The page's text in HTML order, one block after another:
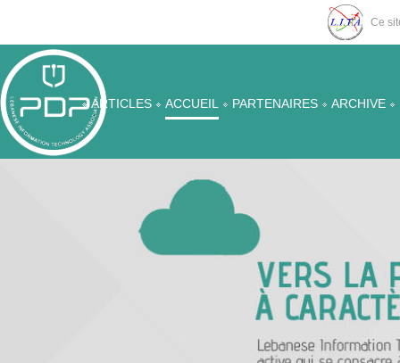
Ce
ARTICLES ACCUEIL PARTENAIRES ARCHIVE